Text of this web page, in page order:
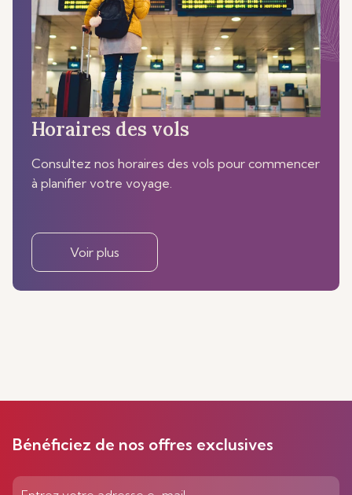
Horaires des vols
Consultez nos horaires des vols pour commencer
à planifier votre voyage.
Voir plus
Bénéficiez de nos offres exclusives